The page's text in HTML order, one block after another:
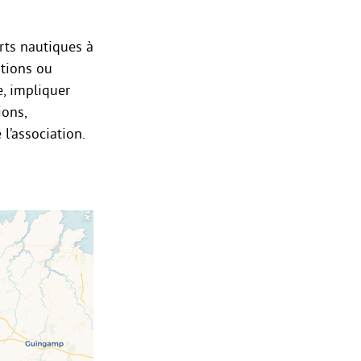
nautiques à
ou
impliquer